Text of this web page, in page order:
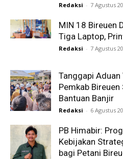
Redaksi - 7 Agustus
MIN 18 Bireuen
Tiga Laptop,
Redaksi - 7 Agustus
Tanggapi Aduan
Pemkab Bireuen
Bantuan Banjir
Redaksi - 6 Agustus
PB Himabir:
Kebijakan
bagi Petani